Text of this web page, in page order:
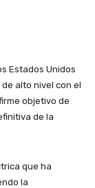
Estados Unidos
alto nivel con el
objetivo de
de la
que ha
la